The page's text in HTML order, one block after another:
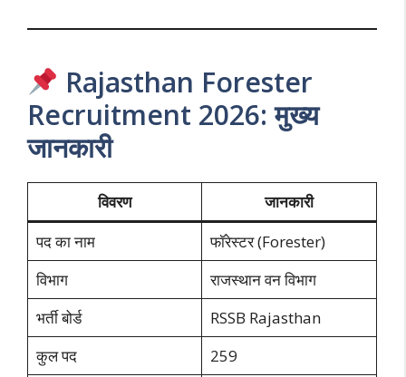
Rajasthan Forester
Recruitment 2026: मुख्य
जानकारी
विवरण
जानकारी
पद का नाम
फॉरेस्टर (Forester)
विभाग
राजस्थान वन विभाग
भर्ती बोर्ड
RSSB Rajasthan
कुल पद
259